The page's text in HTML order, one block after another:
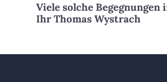
Viele solche
Ihr Thomas Wystrach